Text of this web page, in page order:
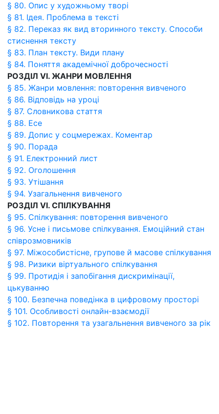
§ 80. Опис у художньому творі
§ 81. Ідея. Проблема в тексті
§ 82. Переказ як вид вторинного тексту. Способи
стиснення тексту
§ 83. План тексту. Види плану
§ 84. Поняття академічної доброчесності
РОЗДІЛ VІ. ЖАНРИ МОВЛЕННЯ
§ 85. Жанри мовлення: повторення вивченого
§ 86. Відповідь на уроці
§ 87. Словникова стаття
§ 88. Есе
§ 89. Допис у соцмережах. Коментар
§ 90. Порада
§ 91. Електронний лист
§ 92. Оголошення
§ 93. Утішання
§ 94. Узагальнення вивченого
РОЗДІЛ VІ. СПІЛКУВАННЯ
§ 95. Спілкування: повторення вивченого
§ 96. Усне і письмове спілкування. Емоційний стан
співрозмовників
§ 97. Міжособистісне, групове й масове спілкування
§ 98. Ризики віртуального спілкування
§ 99. Протидія і запобігання дискримінації,
цькуванню
§ 100. Безпечна поведінка в цифровому просторі
§ 101. Особливості онлайн-взаємодії
§ 102. Повторення та узагальнення вивченого за рік